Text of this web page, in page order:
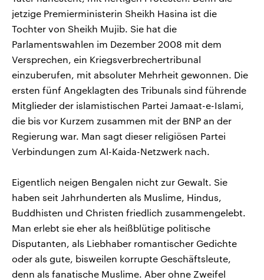
jetzige Premierministerin Sheikh Hasina ist die
Tochter von Sheikh Mujib. Sie hat die
Parlamentswahlen im Dezember 2008 mit dem
Versprechen, ein Kriegsverbrechertribunal
einzuberufen, mit absoluter Mehrheit gewonnen. Die
ersten fünf Angeklagten des Tribunals sind führende
Mitglieder der islamistischen Partei Jamaat-e-Islami,
die bis vor Kurzem zusammen mit der BNP an der
Regierung war. Man sagt dieser religiösen Partei
Verbindungen zum Al-Kaida-Netzwerk nach.
Eigentlich neigen Bengalen nicht zur Gewalt. Sie
haben seit Jahrhunderten als Muslime, Hindus,
Buddhisten und Christen friedlich zusammengelebt.
Man erlebt sie eher als heißblütige politische
Disputanten, als Liebhaber romantischer Gedichte
oder als gute, bisweilen korrupte Geschäftsleute,
denn als fanatische Muslime. Aber ohne Zweifel